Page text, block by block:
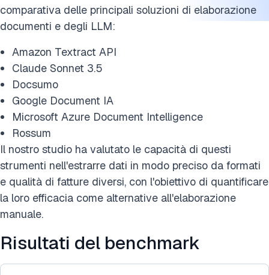
comparativa delle principali soluzioni di elaborazione
documenti e degli LLM:
Amazon Textract API
Claude Sonnet 3.5
Docsumo
Google Document IA
Microsoft Azure Document Intelligence
Rossum
Il nostro studio ha valutato le capacità di questi
strumenti nell'estrarre dati in modo preciso da formati
e qualità di fatture diversi, con l'obiettivo di quantificare
la loro efficacia come alternative all'elaborazione
manuale.
Risultati del benchmark